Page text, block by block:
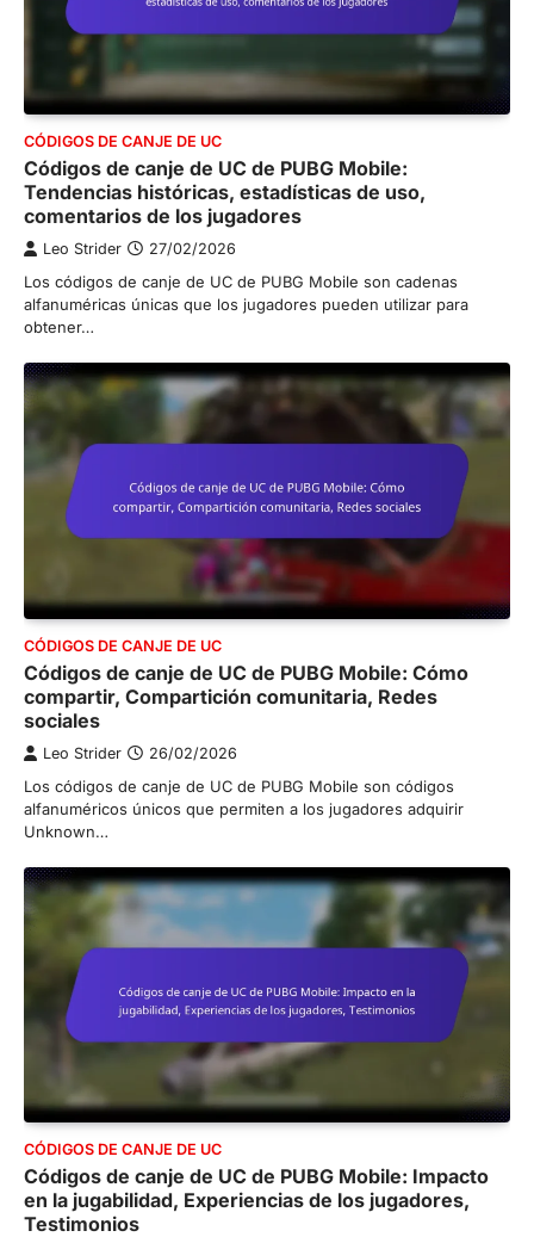
CÓDIGOS DE CANJE DE UC
Códigos de canje de UC de PUBG Mobile:
Tendencias históricas, estadísticas de uso,
comentarios de los jugadores
Leo Strider 27/02/2026
Los códigos de canje de UC de PUBG Mobile son cadenas
alfanuméricas únicas que los jugadores pueden utilizar para
obtener…
CÓDIGOS DE CANJE DE UC
Códigos de canje de UC de PUBG Mobile: Cómo
compartir, Compartición comunitaria, Redes
sociales
Leo Strider 26/02/2026
Los códigos de canje de UC de PUBG Mobile son códigos
alfanuméricos únicos que permiten a los jugadores adquirir
Unknown…
CÓDIGOS DE CANJE DE UC
Códigos de canje de UC de PUBG Mobile: Impacto
en la jugabilidad, Experiencias de los jugadores,
Testimonios